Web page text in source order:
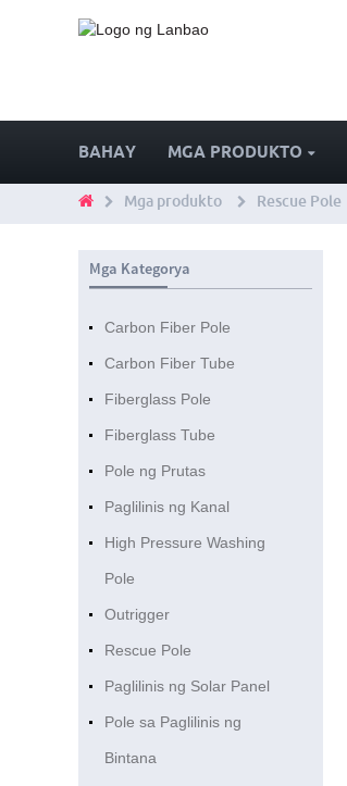
BAHAY MGA PRODUKTO
Mga produkto Rescue Pole
Mga Kategorya
Carbon Fiber Pole
Carbon Fiber Tube
Fiberglass Pole
Fiberglass Tube
Pole ng Prutas
Paglilinis ng Kanal
High Pressure Washing
Pole
Outrigger
Rescue Pole
Paglilinis ng Solar Panel
Pole sa Paglilinis ng
Bintana